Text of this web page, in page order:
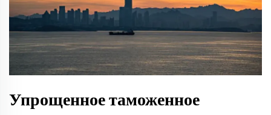
Упрощенное таможенное